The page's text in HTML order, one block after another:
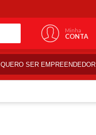
Minha
CONTA
QUERO SER EMPREENDEDOR